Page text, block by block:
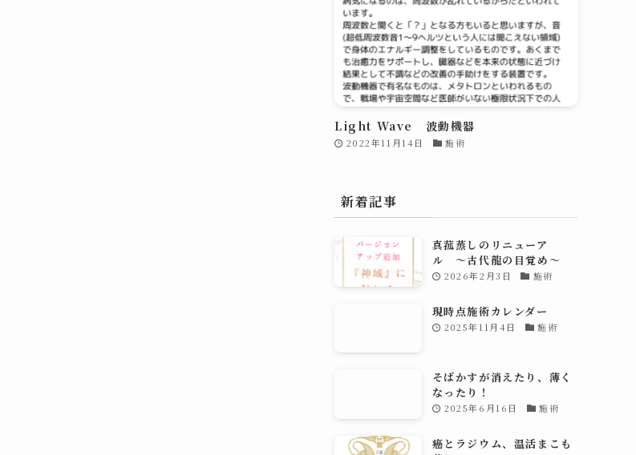
Light Wave 波動機器
2022年11月14日 施術
新着記事
真菰蒸しのリニューア
ル 〜古代龍の目覚め～
2026年2月3日 施術
現時点施術カレンダー
2025年11月4日 施術
そばかすが消えたり、薄く
なったり！
2025年6月16日 施術
癌とラジウム、温活まこも